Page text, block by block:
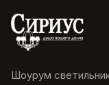
Шоурум